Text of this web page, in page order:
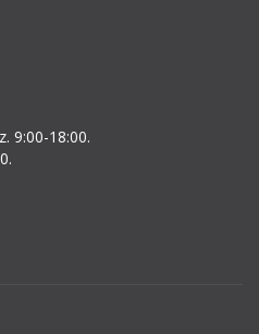
9:00-18:00.